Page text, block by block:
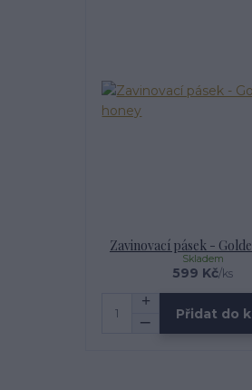
Zavinovací pásek -
599 Kč/ks
Skladem
Přidat do